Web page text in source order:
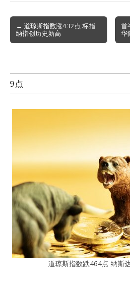
Post
navigation
← 道琼斯指数涨432点 标指
纳指创历史新高
首
华
9点
道琼斯指数跌464点 纳斯